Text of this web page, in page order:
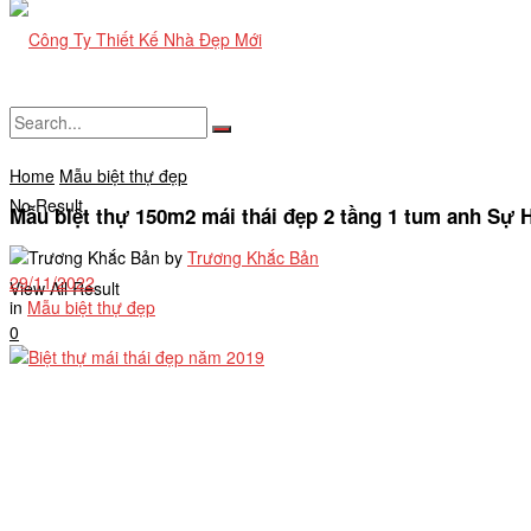
No Result
View All Result
Home Mẫu biệt thự đẹp
Mẫu biệt thự 150m2 mái thái đẹp 2 tầng 1 tum anh Sự
by Trương Khắc Bản
29/11/2022
in Mẫu biệt thự đẹp
0